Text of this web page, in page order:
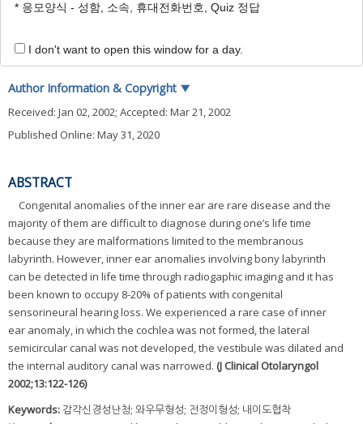
Vestibular System
Kang1
Author Information & Copyright ▼
Received: Jan 02, 2002; Accepted: Mar 21, 2002
Published Online: May 31, 2020
ABSTRACT
Congenital anomalies of the inner ear are rare disease and the
majority of them are difficult to diagnose during one’s life time
because they are malformations limited to the membranous
labyrinth. However, inner ear anomalies involving bony labyrinth
can be detected in life time through radiogaphic imaging and it has
been known to occupy 8-20% of patients with congenital
sensorineural hearing loss. We experienced a rare case of inner
ear anomaly, in which the cochlea was not formed, the lateral
semicircular canal was not developed, the vestibule was dilated and
the internal auditory canal was narrowed. (J Clinical Otolaryngol
2002;13:122-126)
Keywords: 감각신경성난청; 와우무형성; 전정이형성; 내이도협착
* 응모양식 - 성함, 소속, 휴대전화번호, Quiz 정답
I don't want to open this window for a day.